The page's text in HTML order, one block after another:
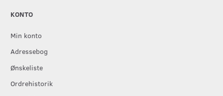
KONTO
Min konto
Adressebog
Ønskeliste
Ordrehistorik